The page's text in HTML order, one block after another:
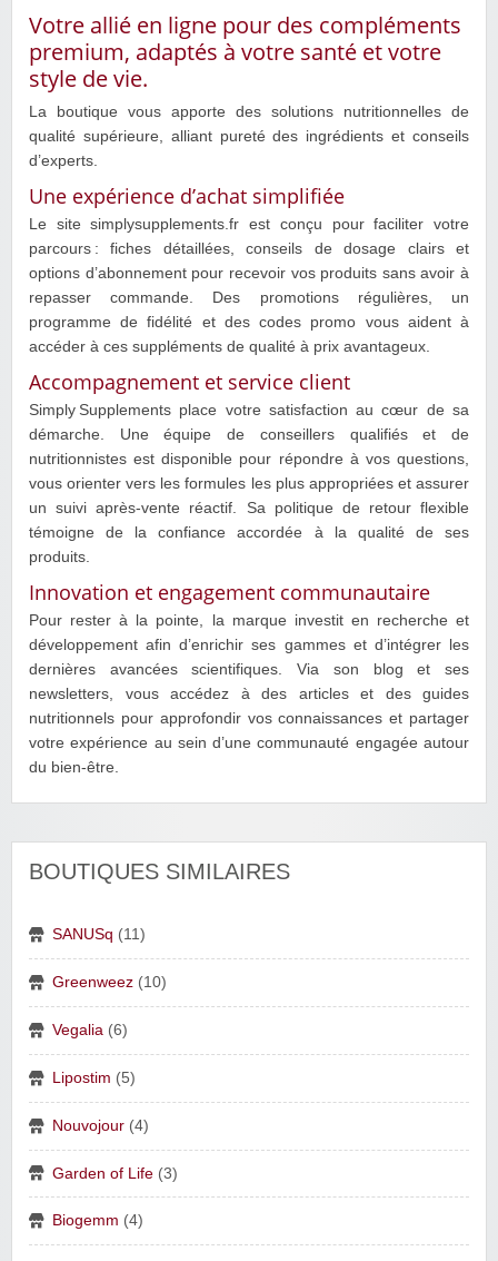
Votre allié en ligne pour des compléments
premium, adaptés à votre santé et votre
style de vie.
La boutique vous apporte des solutions nutritionnelles de
qualité supérieure, alliant pureté des ingrédients et conseils
d’experts.
Une expérience d’achat simplifiée
Le site simplysupplements.fr est conçu pour faciliter votre
parcours : fiches détaillées, conseils de dosage clairs et
options d’abonnement pour recevoir vos produits sans avoir à
repasser commande. Des promotions régulières, un
programme de fidélité et des codes promo vous aident à
accéder à ces suppléments de qualité à prix avantageux.
Accompagnement et service client
Simply Supplements place votre satisfaction au cœur de sa
démarche. Une équipe de conseillers qualifiés et de
nutritionnistes est disponible pour répondre à vos questions,
vous orienter vers les formules les plus appropriées et assurer
un suivi après‑vente réactif. Sa politique de retour flexible
témoigne de la confiance accordée à la qualité de ses
produits.
Innovation et engagement communautaire
Pour rester à la pointe, la marque investit en recherche et
développement afin d’enrichir ses gammes et d’intégrer les
dernières avancées scientifiques. Via son blog et ses
newsletters, vous accédez à des articles et des guides
nutritionnels pour approfondir vos connaissances et partager
votre expérience au sein d’une communauté engagée autour
du bien‑être.
BOUTIQUES SIMILAIRES
SANUSq (11)
Greenweez (10)
Vegalia (6)
Lipostim (5)
Nouvojour (4)
Garden of Life (3)
Biogemm (4)